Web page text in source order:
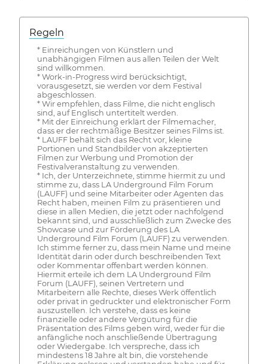
Regeln
* Einreichungen von Künstlern und
unabhängigen Filmen aus allen Teilen der Welt
sind willkommen.
* Work-in-Progress wird berücksichtigt,
vorausgesetzt, sie werden vor dem Festival
abgeschlossen.
* Wir empfehlen, dass Filme, die nicht englisch
sind, auf Englisch untertitelt werden.
* Mit der Einreichung erklärt der Filmemacher,
dass er der rechtmäßige Besitzer seines Films ist.
* LAUFF behält sich das Recht vor, kleine
Portionen und Standbilder von akzeptierten
Filmen zur Werbung und Promotion der
Festivalveranstaltung zu verwenden.
* Ich, der Unterzeichnete, stimme hiermit zu und
stimme zu, dass LA Underground Film Forum
(LAUFF) und seine Mitarbeiter oder Agenten das
Recht haben, meinen Film zu präsentieren und
diese in allen Medien, die jetzt oder nachfolgend
bekannt sind, und ausschließlich zum Zwecke des
Showcase und zur Förderung des LA
Underground Film Forum (LAUFF) zu verwenden.
Ich stimme ferner zu, dass mein Name und meine
Identität darin oder durch beschreibenden Text
oder Kommentar offenbart werden können.
Hiermit erteile ich dem LA Underground Film
Forum (LAUFF), seinen Vertretern und
Mitarbeitern alle Rechte, dieses Werk öffentlich
oder privat in gedruckter und elektronischer Form
auszustellen. Ich verstehe, dass es keine
finanzielle oder andere Vergütung für die
Präsentation des Films geben wird, weder für die
anfängliche noch anschließende Übertragung
oder Wiedergabe. Ich verspreche, dass ich
mindestens 18 Jahre alt bin, die vorstehende